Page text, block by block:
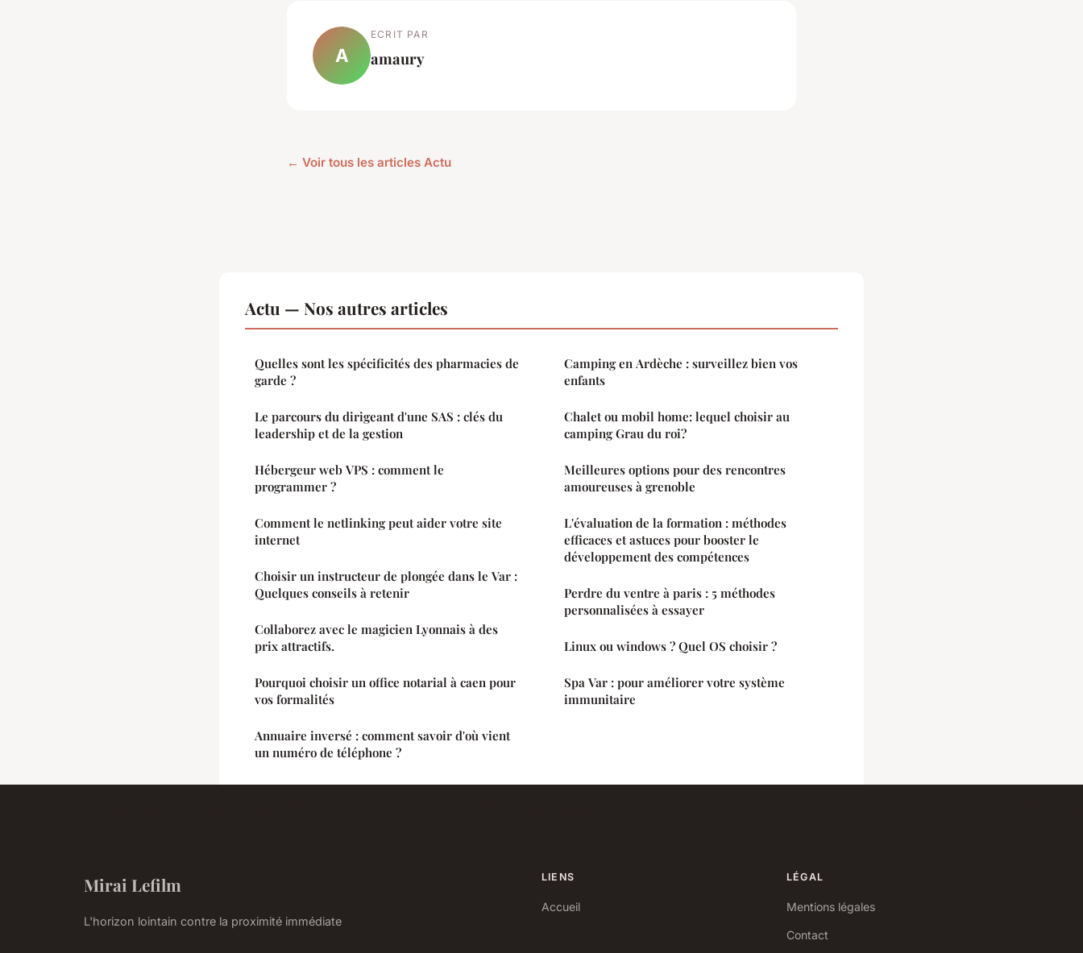
A
ECRIT PAR
amaury
← Voir tous les articles Actu
Actu — Nos autres articles
Quelles sont les spécificités des pharmacies de
garde ?
Le parcours du dirigeant d'une SAS : clés du
leadership et de la gestion
Hébergeur web VPS : comment le
programmer ?
Comment le netlinking peut aider votre site
internet
Choisir un instructeur de plongée dans le Var :
Quelques conseils à retenir
Collaborez avec le magicien Lyonnais à des
prix attractifs.
Pourquoi choisir un office notarial à caen pour
vos formalités
Annuaire inversé : comment savoir d'où vient
un numéro de téléphone ?
Camping en Ardèche : surveillez bien vos
enfants
Chalet ou mobil home: lequel choisir au
camping Grau du roi?
Meilleures options pour des rencontres
amoureuses à grenoble
L'évaluation de la formation : méthodes
efficaces et astuces pour booster le
développement des compétences
Perdre du ventre à paris : 5 méthodes
personnalisées à essayer
Linux ou windows ? Quel OS choisir ?
Spa Var : pour améliorer votre système
immunitaire
Mirai Lefilm
L'horizon lointain contre la proximité immédiate
LIENS
Accueil
LÉGAL
Mentions légales
Contact